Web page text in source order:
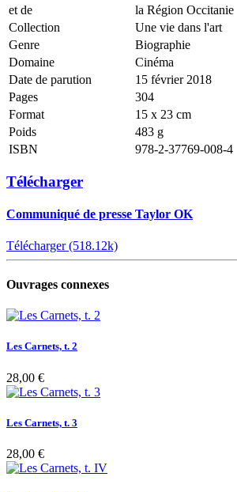
et de
la Région Occitanie
Collection
Une vie dans l'art
Genre
Biographie
Domaine
Cinéma
Date de parution
15 février 2018
Pages
304
Format
15 x 23 cm
Poids
483 g
ISBN
978-2-37769-008-4
Télécharger
Communiqué de presse Taylor OK
Télécharger (518.12k)
Ouvrages connexes
Les Carnets, t. 2
28,00 €
Les Carnets, t. 3
28,00 €